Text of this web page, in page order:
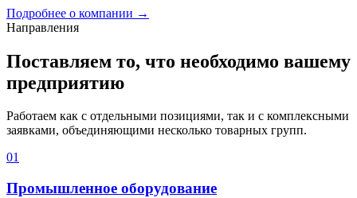
Подробнее о компании →
Направления
Поставляем то, что необходимо вашему
предприятию
Работаем как с отдельными позициями, так и с комплексными
заявками, объединяющими несколько товарных групп.
01
Промышленное оборудование